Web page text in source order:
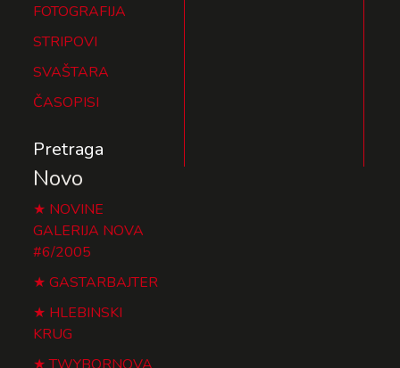
FOTOGRAFIJA
STRIPOVI
SVAŠTARA
ČASOPISI
Pretraga
Novo
NOVINE
GALERIJA NOVA
#6/2005
GASTARBAJTER
HLEBINSKI
KRUG